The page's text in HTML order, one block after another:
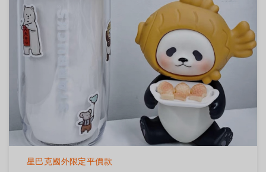
星巴克國外限定平價款